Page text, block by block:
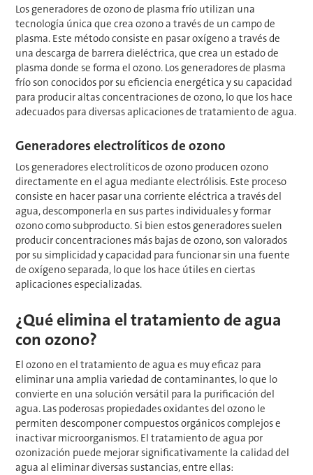
Los generadores de ozono de plasma frío utilizan una
tecnología única que crea ozono a través de un campo de
plasma. Este método consiste en pasar oxígeno a través de
una descarga de barrera dieléctrica, que crea un estado de
plasma donde se forma el ozono. Los generadores de plasma
frío son conocidos por su eficiencia energética y su capacidad
para producir altas concentraciones de ozono, lo que los hace
adecuados para diversas aplicaciones de tratamiento de agua.
Generadores electrolíticos de ozono
Los generadores electrolíticos de ozono producen ozono
directamente en el agua mediante electrólisis. Este proceso
consiste en hacer pasar una corriente eléctrica a través del
agua, descomponerla en sus partes individuales y formar
ozono como subproducto. Si bien estos generadores suelen
producir concentraciones más bajas de ozono, son valorados
por su simplicidad y capacidad para funcionar sin una fuente
de oxígeno separada, lo que los hace útiles en ciertas
aplicaciones especializadas.
¿Qué elimina el tratamiento de agua
con ozono?
El ozono en el tratamiento de agua es muy eficaz para
eliminar una amplia variedad de contaminantes, lo que lo
convierte en una solución versátil para la purificación del
agua. Las poderosas propiedades oxidantes del ozono le
permiten descomponer compuestos orgánicos complejos e
inactivar microorganismos. El tratamiento de agua por
ozonización puede mejorar significativamente la calidad del
agua al eliminar diversas sustancias, entre ellas: